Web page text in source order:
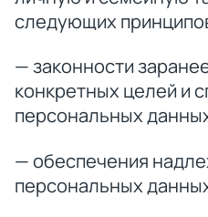
следующих
— законности
конкретных целей и
персональных
— обеспечения
персональных